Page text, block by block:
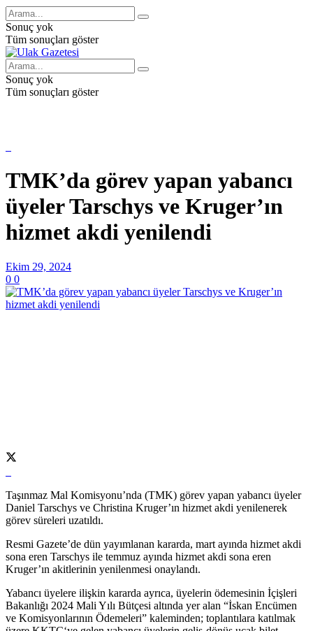
Sonuç yok
Tüm sonuçları göster
Sonuç yok
Tüm sonuçları göster
TMK’da görev yapan yabancı
üyeler Tarschys ve Kruger’ın
hizmet akdi yenilendi
Ekim 29, 2024
0 0
Taşınmaz Mal Komisyonu’nda (TMK) görev yapan yabancı üyeler
Daniel Tarschys ve Christina Kruger’ın hizmet akdi yenilenerek
görev süreleri uzatıldı.
Resmi Gazete’de dün yayımlanan kararda, mart ayında hizmet akdi
sona eren Tarschys ile temmuz ayında hizmet akdi sona eren
Kruger’ın akitlerinin yenilenmesi onaylandı.
Yabancı üyelere ilişkin kararda ayrıca, üyelerin ödemesinin İçişleri
Bakanlığı 2024 Mali Yılı Bütçesi altında yer alan “İskan Encümen
ve Komisyonlarının Ödemeleri” kaleminden; toplantılara katılmak